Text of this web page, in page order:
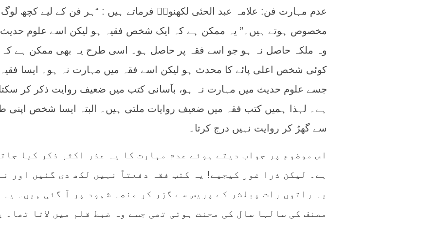
عدم مہارت فن: علامہ عبد الحئی لکھنویؒ فرماتے ہیں : “ہر فن کے لیے کچھ لوگ
مخصوص ہوتے ہیں۔” یہ ممکن ہے کہ ایک شخص فقیہ ہو لیکن اسے علوم حدیث
وہ ملکہ حاصل نہ ہو جو اسے فقہ پر حاصل ہو۔ اسی طرح یہ بھی ممکن ہے کہ
کوئی شخص اعلی پائے کا محدث ہو لیکن اسے فقہ میں مہارت نہ ہو۔ ایسا فقیہ
جسے علوم حدیث میں مہارت نہ ہو، بآسانی کتب میں ضعیف روایت ذکر کر سکتا
ہے۔ لہذا ہمیں کتب فقہ میں ضعیف روایات ملتی ہیں۔ البتہ ایسا شخص
سے گھڑ کر روایت نہیں درج کرتا۔
اس موضوع پر جواب دیتے ہوئے عدم مہارت کا یہ عذر اکثر ذکر کیا
ہے۔ لیکن ذرا غور کیجیے! یہ کتب فقہ دفعتاً نہیں لکھ دی گئیں اور
یہ راتوں رات پبلشر کے پریس سے گزر کر منصہ شہود پر آ گئی ہیں۔ یہ
مصنف کی سالہا سال کی محنت ہوتی تھی جسے وہ ضبط قلم میں لاتا تھا۔